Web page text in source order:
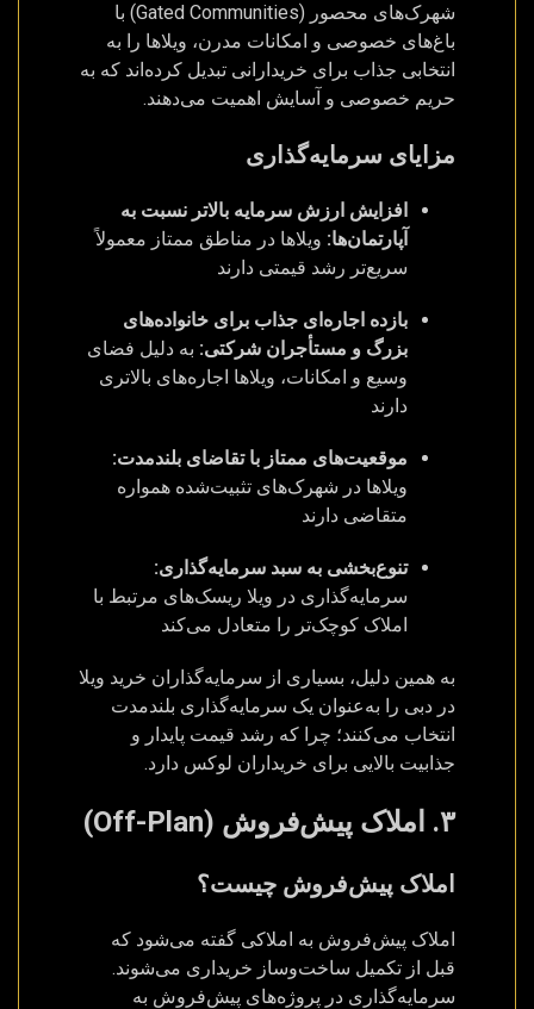
شهرک‌های محصور (Gated Communities) با
باغ‌های خصوصی و امکانات مدرن، ویلاها را به
انتخابی جذاب برای خریدارانی تبدیل کرده‌اند که به
حریم خصوصی و آسایش اهمیت می‌دهند.
مزایای سرمایه‌گذاری
افزایش ارزش سرمایه بالاتر نسبت به
آپارتمان‌ها: ویلاها در مناطق ممتاز معمولاً
سریع‌تر رشد قیمتی دارند
بازده اجاره‌ای جذاب برای خانواده‌های
بزرگ و مستأجران شرکتی: به دلیل فضای
وسیع و امکانات، ویلاها اجاره‌های بالاتری
دارند
موقعیت‌های ممتاز با تقاضای بلندمدت:
ویلاها در شهرک‌های تثبیت‌شده همواره
متقاضی دارند
تنوع‌بخشی به سبد سرمایه‌گذاری:
سرمایه‌گذاری در ویلا ریسک‌های مرتبط با
املاک کوچک‌تر را متعادل می‌کند
به همین دلیل، بسیاری از سرمایه‌گذاران خرید ویلا
در دبی را به‌عنوان یک سرمایه‌گذاری بلندمدت
انتخاب می‌کنند؛ چرا که رشد قیمت پایدار و
جذابیت بالایی برای خریداران لوکس دارد.
۳. املاک پیش‌فروش (Off-Plan)
املاک پیش‌فروش چیست؟
املاک پیش‌فروش به املاکی گفته می‌شود که
قبل از تکمیل ساخت‌وساز خریداری می‌شوند.
سرمایه‌گذاری در پروژه‌های پیش‌فروش به